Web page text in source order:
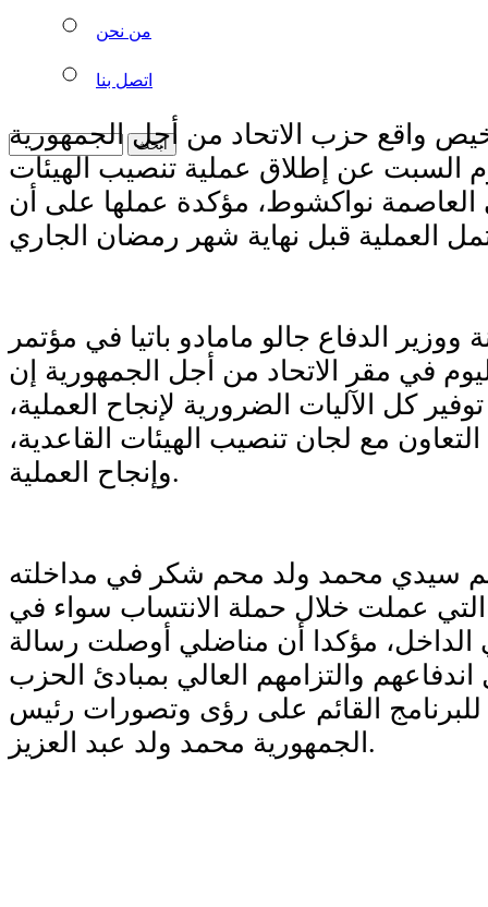
من نحن
اتصل بنا
واقع حزب الاتحاد من أجل الجمهورية
السبت عن إطلاق عملية تنصيب الهيئات
نواكشوط، مؤكدة عملها على أن
الدفاع جالو مامادو باتيا في مؤتمر
في مقر الاتحاد من أجل الجمهورية إن
كل الآليات الضرورية لإنجاح العملية،
التعاون مع لجان تنصيب الهيئات القاعدية،
وإنجاح العملية.
سيدي محمد ولد محم شكر في مداخلته
التي عملت خلال حملة الانتساب سواء في
مؤكدا أن مناضلي أوصلت رسالة
والتزامهم العالي بمبادئ الحزب
للبرنامج القائم على رؤى وتصورات رئيس
الجمهورية محمد ولد عبد العزيز.